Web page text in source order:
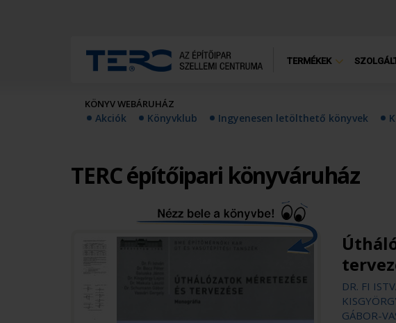
TERMÉKEK
KÖNYV WEBÁRUHÁZ
Akciók Könyvklub Ingyenesen letölthető könyvek
TERC építőipari könyváruház
DR. FI
GÁBOR-